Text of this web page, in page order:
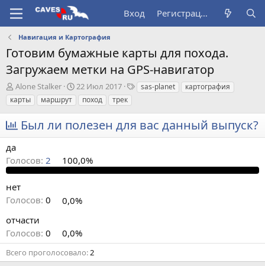
Вход Регистрация
Навигация и Картография
Готовим бумажные карты для похода.
Загружаем метки на GPS-навигатор
А
в
т
р
т
е
м
Alone Stalker
Д
а
т
н
а
а
22 Июл 2017
Тsas-planet
картография
карты
маршрут поход трек
Был ли полезен для вас данный выпуск?
да
Голосов: 2 100,0%
нет
Голосов: 0
0,0%
отчасти
Голосов: 0 0,0%
Всего проголосовало 2